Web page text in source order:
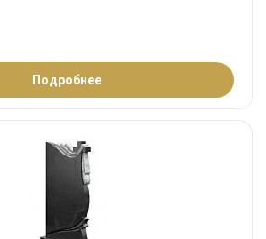
Подробнее